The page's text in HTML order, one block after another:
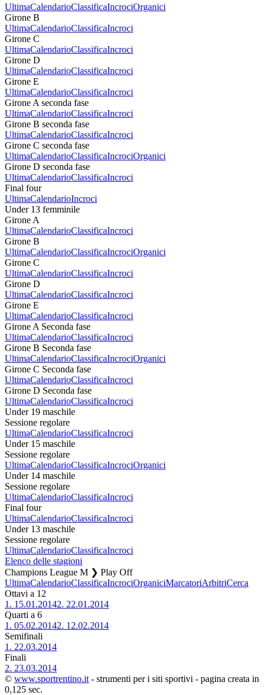
UltimaCalendarioClassificaIncrociOrganici
Girone B
UltimaCalendarioClassificaIncroci
Girone C
UltimaCalendarioClassificaIncroci
Girone D
UltimaCalendarioClassificaIncroci
Girone E
UltimaCalendarioClassificaIncroci
Girone A seconda fase
UltimaCalendarioClassificaIncroci
Girone B seconda fase
UltimaCalendarioClassificaIncroci
Girone C seconda fase
UltimaCalendarioClassificaIncrociOrganici
Girone D seconda fase
UltimaCalendarioClassificaIncroci
Final four
UltimaCalendarioIncroci
Under 13 femminile
Girone A
UltimaCalendarioClassificaIncroci
Girone B
UltimaCalendarioClassificaIncrociOrganici
Girone C
UltimaCalendarioClassificaIncroci
Girone D
UltimaCalendarioClassificaIncroci
Girone E
UltimaCalendarioClassificaIncroci
Girone A Seconda fase
UltimaCalendarioClassificaIncroci
Girone B Seconda fase
UltimaCalendarioClassificaIncrociOrganici
Girone C Seconda fase
UltimaCalendarioClassificaIncroci
Girone D Seconda fase
UltimaCalendarioClassificaIncroci
Under 19 maschile
Sessione regolare
UltimaCalendarioClassificaIncroci
Under 15 maschile
Sessione regolare
UltimaCalendarioClassificaIncrociOrganici
Under 14 maschile
Sessione regolare
UltimaCalendarioClassificaIncroci
Final four
UltimaCalendarioClassificaIncroci
Under 13 maschile
Sessione regolare
UltimaCalendarioClassificaIncroci
Elenco delle stagioni
Champions League M ❯ Play Off
UltimaCalendarioClassificaIncrociOrganiciMarcatoriArbitriCerca
Ottavi a 12
1. 15.01.20142. 22.01.2014
Quarti a 6
1. 05.02.20142. 12.02.2014
Semifinali
1. 22.03.2014
Finali
2. 23.03.2014
© www.sportrentino.it - strumenti per i siti sportivi - pagina creata in
0,125 sec.